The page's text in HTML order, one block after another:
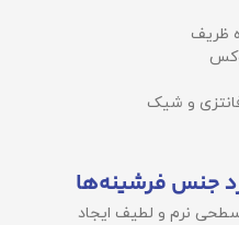
ظریف
و شیک
جنس فرشینه‌ها
نرم و لطیف ایجاد